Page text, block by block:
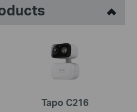
Tapo C216